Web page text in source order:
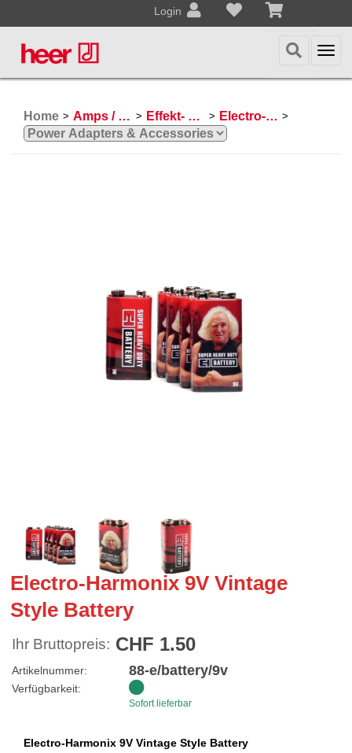
Login
Home > Amps / Effektpedale > Effekt- und Bodenpedale > Electro-Harmonix >
Electro-Harmonix 9V Vintage
Style Battery
Ihr Bruttopreis: CHF 1.50
Artikelnummer: 88-e/battery/9v
Verfügbarkeit:
Sofort lieferbar
Electro-Harmonix 9V Vintage Style Battery